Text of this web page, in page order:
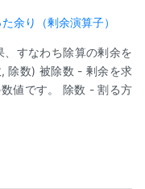
余り（剰余演算子）
すなわち除算の剰余を
除数) 被除数 - 剰余を求
値です。 除数 - 割る方